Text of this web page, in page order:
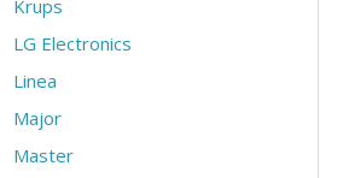
Krups
LG Electronics
Linea
Major
Master